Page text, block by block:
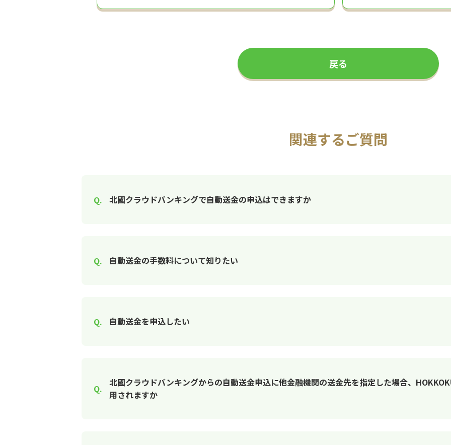
戻る
関連するご質問
北國クラウドバンキングで自動送金の申込はできますか
自動送金の手数料について知りたい
自動送金を申込したい
北國クラウドバンキングからの自動送金申込に他金融機関の送金先を指定した場合、
用されますか